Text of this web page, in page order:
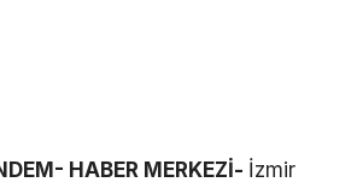
HABER MERKEZİ- İzmir